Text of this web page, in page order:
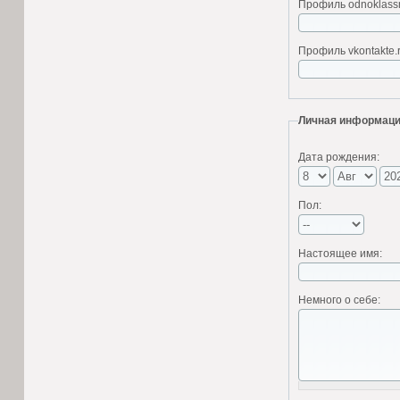
Профиль
Профиль
Личная
Дата рождения:
Пол:
Настоящее имя:
Немного о себе: